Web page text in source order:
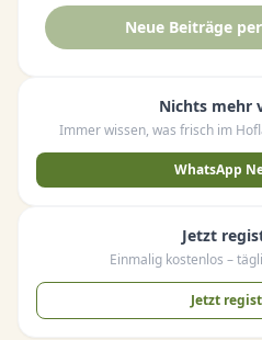
Neue Beiträge
Nichts mehr
Immer wissen, was frisch im
WhatsApp
Jetzt
Einmalig kostenlos –
Jetzt